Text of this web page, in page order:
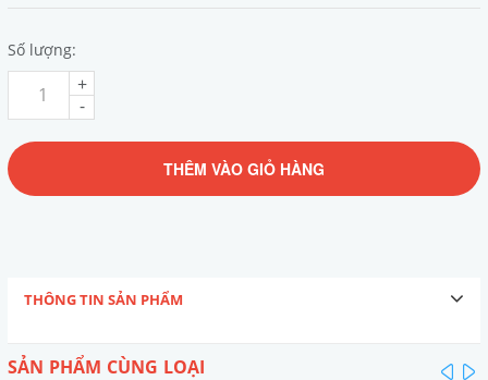
Số lượng:
-
+
THÊM VÀO GIỎ HÀNG
THÔNG TIN SẢN PHẨM
SẢN PHẨM CÙNG LOẠI